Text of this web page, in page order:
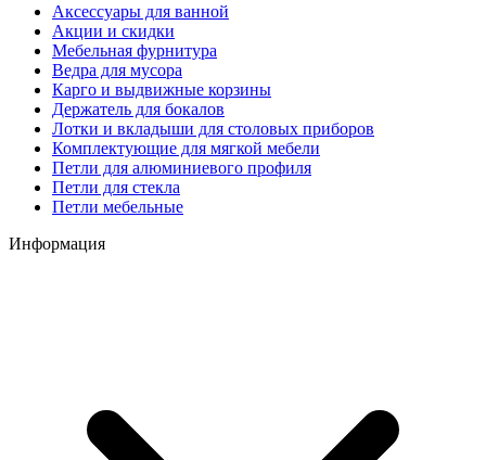
Аксессуары для ванной
Акции и скидки
Мебельная фурнитура
Ведра для мусора
Карго и выдвижные корзины
Держатель для бокалов
Лотки и вкладыши для столовых приборов
Комплектующие для мягкой мебели
Петли для алюминиевого профиля
Петли для стекла
Петли мебельные
Информация